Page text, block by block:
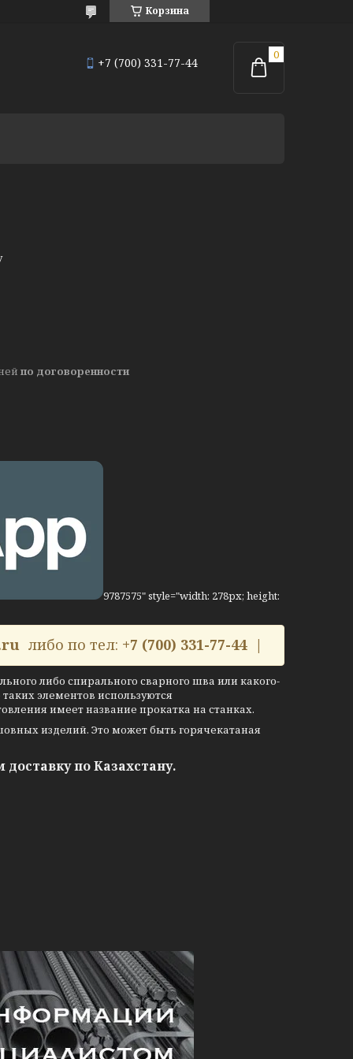
Корзина
+7 (700) 331-77-44
по договоренности
9787575" style="width: 278px; height:
либо по тел: +7 (700) 331-77-44 |
либо спирального сварного шва или какого-
элементов используются
имеет название прокатка на станках.
изделий. Это может быть горячекатаная
доставку поКазахстану.